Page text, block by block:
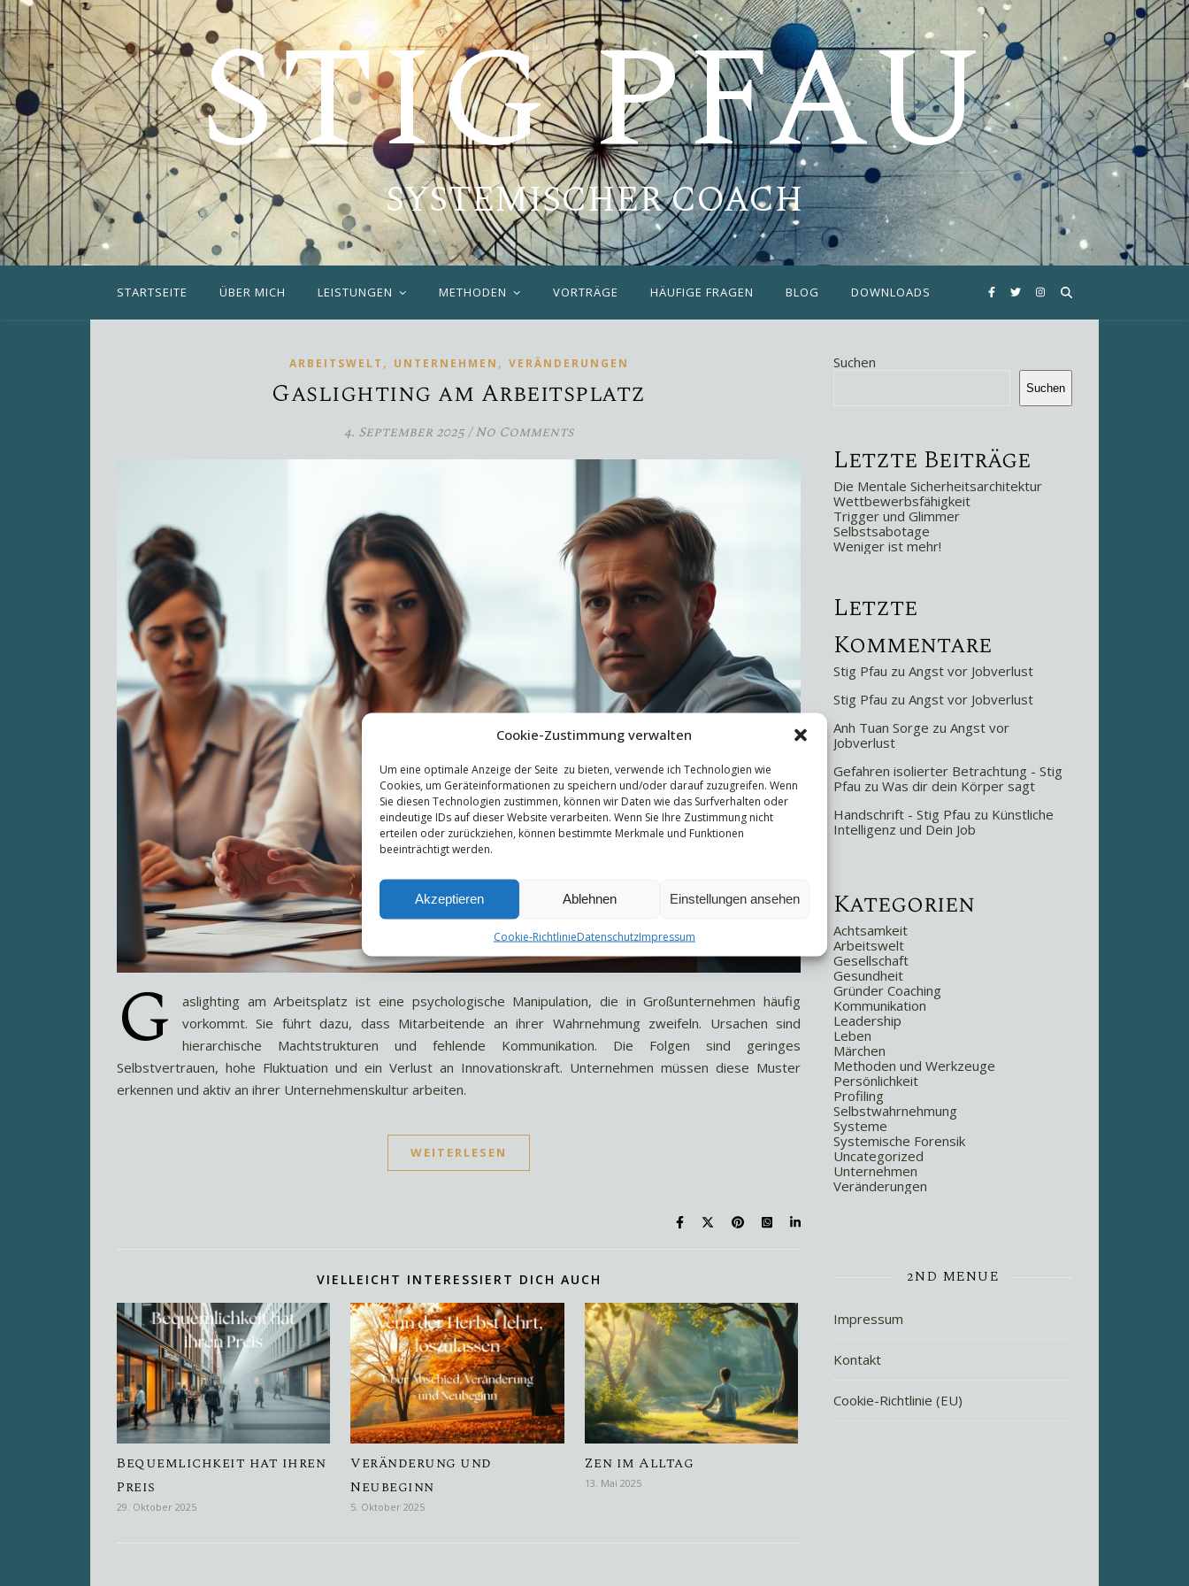
Cookie-Zustimmung verwalten
Um eine optimale Anzeige der Seite zu bieten, verwende ich Technologien wie
Cookies, um Geräteinformationen zu speichern und/oder darauf zuzugreifen. Wenn
Sie diesen Technologien zustimmen, können wir Daten wie das Surfverhalten oder
eindeutige IDs auf dieser Website verarbeiten. Wenn Sie Ihre Zustimmung nicht
erteilen oder zurückziehen, können bestimmte Merkmale und Funktionen
beeinträchtigt werden.
Akzeptieren Ablehnen Einstellungen ansehen
Cookie-RichtlinieDatenschutzImpressum
STIG PFAU
SYSTEMISCHER COACH
STARTSEITE ÜBER MICH LEISTUNGEN METHODEN VORTRÄGE HÄUFIGE FRAGEN BLOG DOWNLOADS
ARBEITSWELT , UNTERNEHMEN , VERÄNDERUNGEN
Gaslighting am Arbeitsplatz
4. September 2025/ No Comments
G
aslighting am Arbeitsplatz ist eine psychologische Manipulation, die in Großunternehmen häufig
vorkommt. Sie führt dazu, dass Mitarbeitende an ihrer Wahrnehmung zweifeln. Ursachen sind
hierarchische Machtstrukturen und fehlende Kommunikation. Die Folgen sind geringes
Selbstvertrauen, hohe Fluktuation und ein Verlust an Innovationskraft. Unternehmen müssen diese Muster
erkennen und aktiv an ihrer Unternehmenskultur arbeiten.
WEITERLESEN
VIELLEICHT INTERESSIERT DICH AUCH
Bequemlichkeit hat ihren
Preis
29. Oktober 2025
Veränderung und
Neubeginn
5. Oktober 2025
Zen im Alltag
13. Mai 2025
Suchen
Suchen
Letzte Beiträge
Die Mentale Sicherheitsarchitektur
Wettbewerbsfähigkeit
Trigger und Glimmer
Selbstsabotage
Weniger ist mehr!
Letzte
Kommentare
Stig Pfau zu Angst vor Jobverlust
Stig Pfau zu Angst vor Jobverlust
Anh Tuan Sorge zu Angst vor
Jobverlust
Gefahren isolierter Betrachtung - Stig
Pfau zu Was dir dein Körper sagt
Handschrift - Stig Pfau zu Künstliche
Intelligenz und Dein Job
Kategorien
Achtsamkeit
Arbeitswelt
Gesellschaft
Gesundheit
Gründer Coaching
Kommunikation
Leadership
Leben
Märchen
Methoden und Werkzeuge
Persönlichkeit
Profiling
Selbstwahrnehmung
Systeme
Systemische Forensik
Uncategorized
Unternehmen
Veränderungen
2ND MENUE
Impressum
Kontakt
Cookie-Richtlinie (EU)